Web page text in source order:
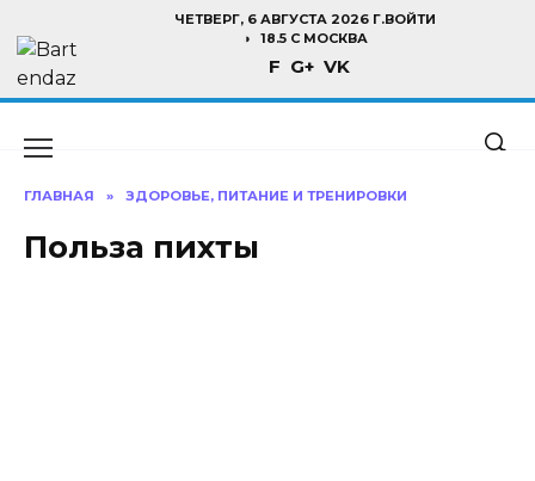
содержанию
ЧЕТВЕРГ, 6 АВГУСТА 2026 Г.ВОЙТИ
18.5 C МОСКВА
F G+ VK
ГЛАВНАЯ » ЗДОРОВЬЕ, ПИТАНИЕ И ТРЕНИРОВКИ
Польза пихты